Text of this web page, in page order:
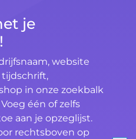
je
website
tijdschrift,
in onze zoekbalk
één of zelfs
aan je opzeglijst.
rechtsboven op